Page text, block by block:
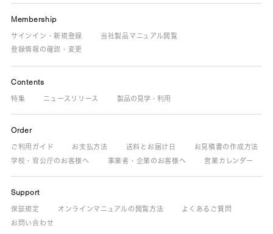
Membership
サインイン・新規登録
当社製品マニュアル閲覧
登録情報の確認・変更
Contents
特集 ニュースリリース 製品の見学・利用
Order
ご利用ガイド お支払方法 送料とお届け日
お見積書の作成方法
学校・官公庁のお客様へ
事業者・企業のお客様へ 営業カレンダー
Support
保証規定 オンラインマニュアルの閲覧方法
よくあるご質問
お問い合わせ